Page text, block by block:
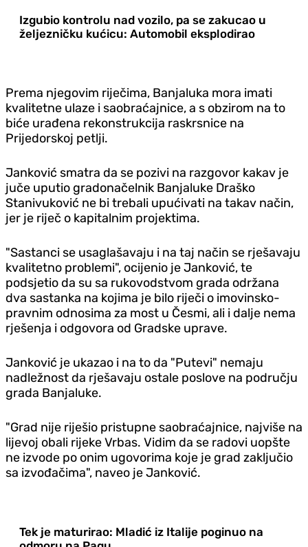
Izgubio kontrolu nad vozilo, pa se zakucao u
željezničku kućicu: Automobil eksplodirao
Prema njegovim riječima, Banjaluka mora imati
kvalitetne ulaze i saobraćajnice, a s obzirom na to
biće urađena rekonstrukcija raskrsnice na
Prijedorskoj petlji.
Janković smatra da se pozivi na razgovor kakav je
juče uputio gradonačelnik Banjaluke Draško
Stanivuković ne bi trebali upućivati na takav način,
jer je riječ o kapitalnim projektima.
"Sastanci se usaglašavaju i na taj način se rješavaju
kvalitetno problemi", ocijenio je Janković, te
podsjetio da su sa rukovodstvom grada održana
dva sastanka na kojima je bilo riječi o imovinsko-
pravnim odnosima za most u Česmi, ali i dalje nema
rješenja i odgovora od Gradske uprave.
Janković je ukazao i na to da "Putevi" nemaju
nadležnost da rješavaju ostale poslove na području
grada Banjaluke.
"Grad nije riješio pristupne saobraćajnice, najviše na
lijevoj obali rijeke Vrbas. Vidim da se radovi uopšte
ne izvode po onim ugovorima koje je grad zaključio
sa izvođačima", naveo je Janković.
Tek je maturirao: Mladić iz Italije poginuo na